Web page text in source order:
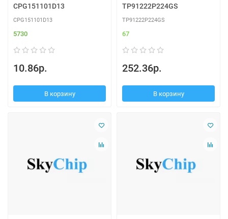
CPG151101D13
CPG151101D13
5730
10.86р.
В корзину
TP91222P224GS
TP91222P224GS
67
252.36р.
В корзину